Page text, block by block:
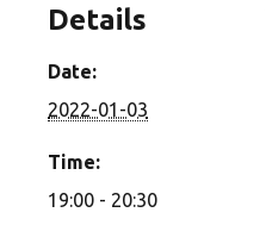
Details
Date:
2022-01-03
Time:
19:00 - 20:30